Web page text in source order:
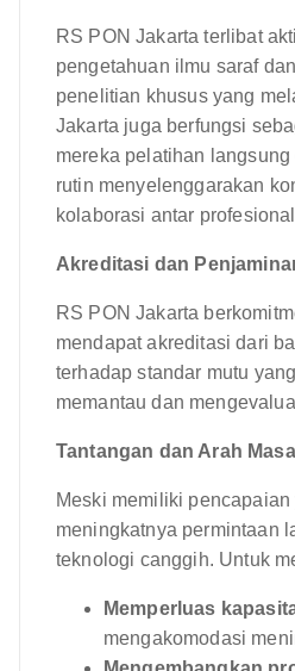
RS PON Jakarta terlibat
pengetahuan ilmu saraf
penelitian khusus yang
Jakarta juga berfungsi
mereka pelatihan
rutin menyelenggarakan
kolaborasi antar
Akreditasi dan
RS PON Jakarta
mendapat akreditasi dari
terhadap standar mutu
memantau dan
Tantangan dan Arah
Meski memiliki
meningkatnya permintaan
teknologi canggih. Untuk
Memperluas
mengakomodasi